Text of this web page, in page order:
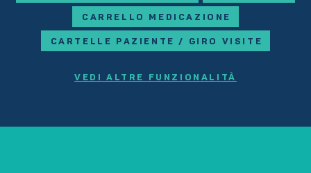
CARRELLO MEDICAZIONE
CARTELLE PAZIENTE / GIRO VISITE
VEDI ALTRE FUNZIONALITÀ